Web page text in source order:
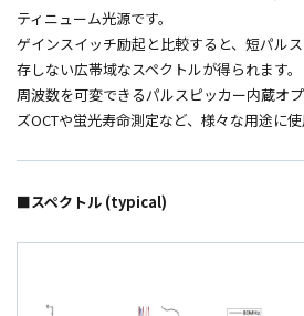
ティニューム光源です。
ゲインスイッチ励起と比較すると、短パル
存しない広帯域なスペクトルが得られます
周波数を可変できるパルスピッカー内蔵オ
ズOCTや蛍光寿命測定など、様々な用途に使
■スペクトル (typical)